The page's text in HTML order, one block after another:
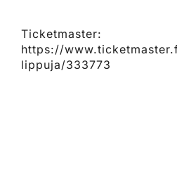
Ticketmaster:
https://
lippuja/333773